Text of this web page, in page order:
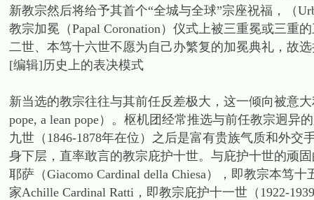
新教宗然后将给予其首个“全城与全球”宗座祝福，（
教宗加冕（Papal Coronation）仪式上被三重冕或三重
二世、本笃十六世不愿为自己办繁复的加冕典礼，故
[编辑]历史上的表决模式
新当选的教宗往往与其前任反差极大，这一倾向被意
pope, a lean pope）。枢机团经常推选与前任教宗迥
九世（1846-1878年在位）之后是富有贵族气质和外交
身下层，直率敢言的教宗庇护十世。与庇护十世的顽
耶萨（Giacomo Cardinal della Chiesa），即教宗本笃
家Achille Cardinal Ratti，即教宗庇护十一世（1922-